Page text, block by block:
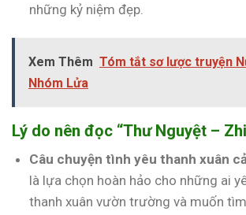
những kỷ niệm đẹp.
Xem Thêm Tóm tắt sơ lược truyện
Nhóm Lửa
Lý do nên đọc “Thư Nguyệt –
Câu chuyện tình yêu thanh xuân
là lựa chọn hoàn hảo cho những ai
thanh xuân vườn trường và muốn